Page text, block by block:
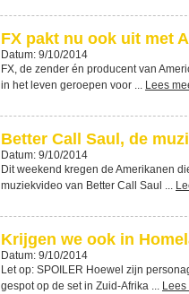
FX pakt nu ook uit met
Datum: 9/10/2014
FX, de zender én producent van
in het leven geroepen voor ... Lees
Better Call Saul, de
Datum: 9/10/2014
Dit weekend kregen de Amerikanen
muziekvideo van Better Call Saul ...
Krijgen we ook in
Datum: 9/10/2014
Let op: SPOILER Hoewel zijn
gespot op de set in Zuid-Afrika ...